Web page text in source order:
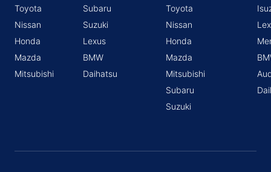
Toyota
Nissan
Honda
Mazda
Mitsubishi
Subaru
Suzuki
Lexus
BMW
Daihatsu
Toyota
Nissan
Honda
Mazda
Mitsubishi
Subaru
Suzuki